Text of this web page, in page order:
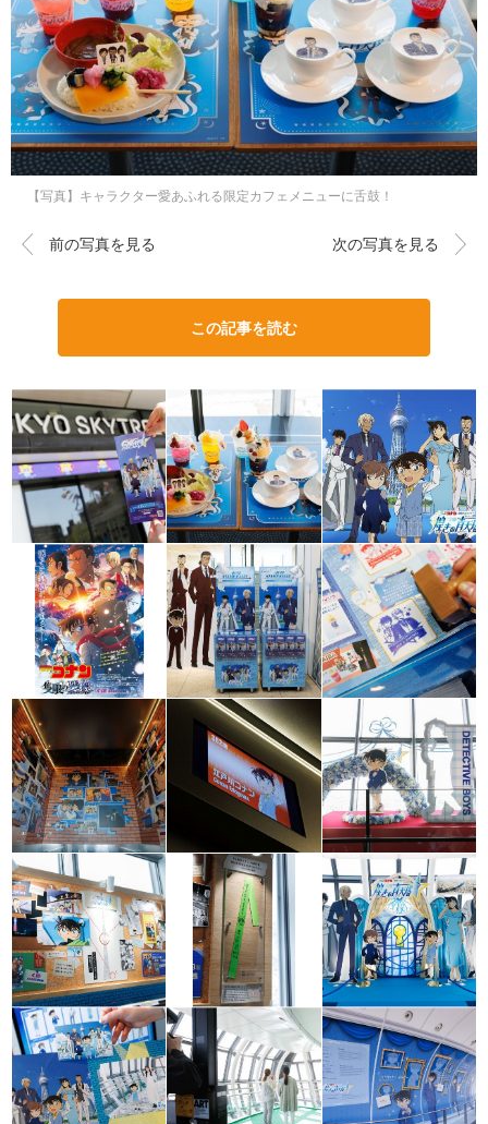
【写真】キャラクター愛あふれる限定カフェメニューに舌鼓！
前の写真を見る 次の写真を見る
この記事を読む